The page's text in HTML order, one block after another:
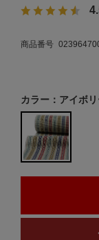
商品番号
カラー：アイボ